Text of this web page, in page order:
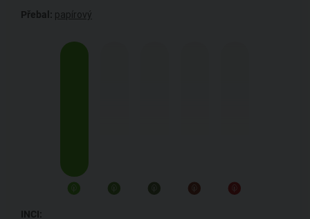
Přebal: papírový
INCI: